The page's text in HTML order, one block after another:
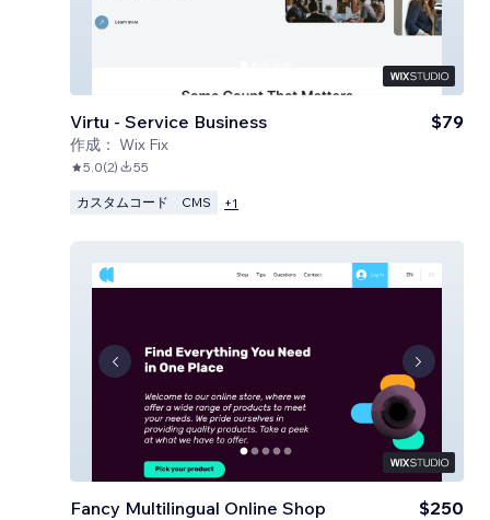
Virtu - Service Business
作成： Wix Fix
$79
5.0(2) 55
カスタムコード CMS +1
Fancy Multilingual Online Shop $250